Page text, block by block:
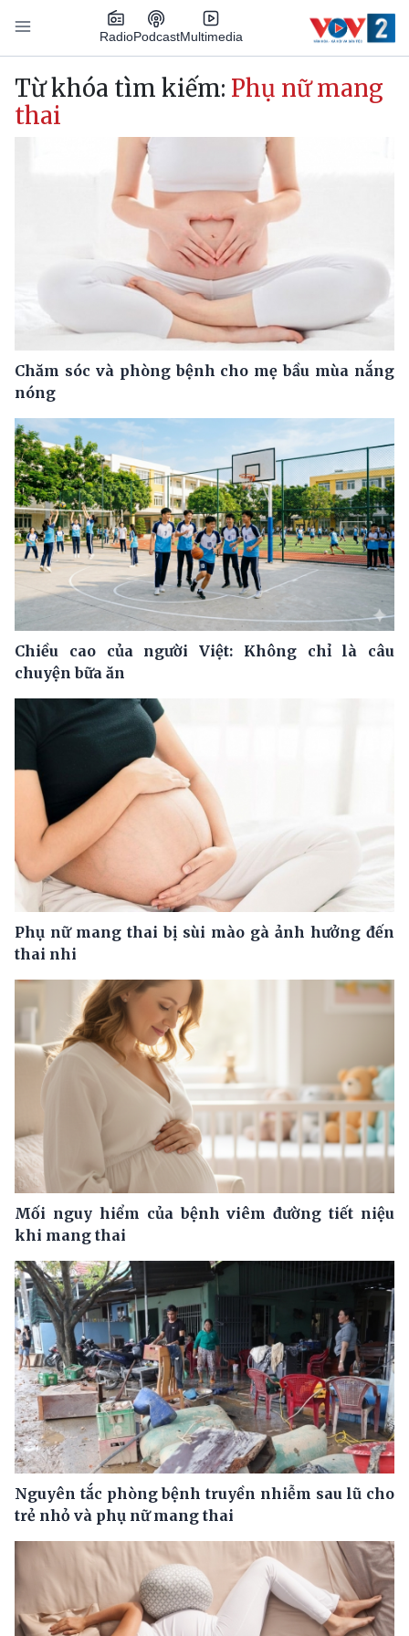
Nhảy đến nội dung
RadioPodcastMultimedia
Main navigation
Từ khóa tìm kiếm: Phụ nữ mang
thai
Chăm sóc và phòng bệnh cho mẹ bầu mùa nắng
nóng
Chiều cao của người Việt: Không chỉ là câu
chuyện bữa ăn
Phụ nữ mang thai bị sùi mào gà ảnh hưởng đến
thai nhi
Mối nguy hiểm của bệnh viêm đường tiết niệu
khi mang thai
Nguyên tắc phòng bệnh truyền nhiễm sau lũ cho
trẻ nhỏ và phụ nữ mang thai